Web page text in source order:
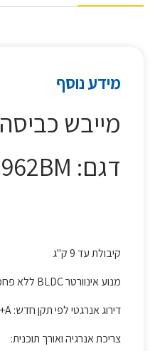
מידע נוסף
מייבש כביסה 9 ק"ג Heat Pump דגם AEG TX8C962BM
דגם: TX8C962BM
קיבולת עד 9 ק"ג
מנוע אינוורטר BLDC ללא פחמים וללא מברשות
דירוג אנרגטי לפי תקן חדש: A++
צריכת אנרגיה ואורך תוכנית: